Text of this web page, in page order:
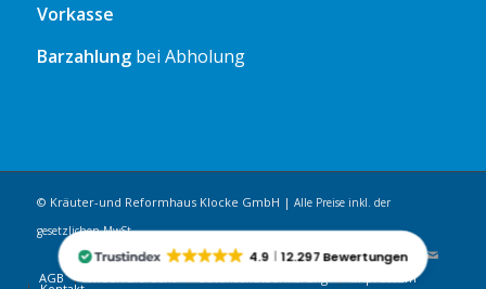
4.9 12.297 Bewertungen
Vorkasse
Barzahlungbei Abholung
© Kräuter-und Reformhaus Klocke GmbH | Alle Preise inkl. der
gesetzlichen MwSt.
AGB Widerrufsrecht Datenschutzerklärung Impressum